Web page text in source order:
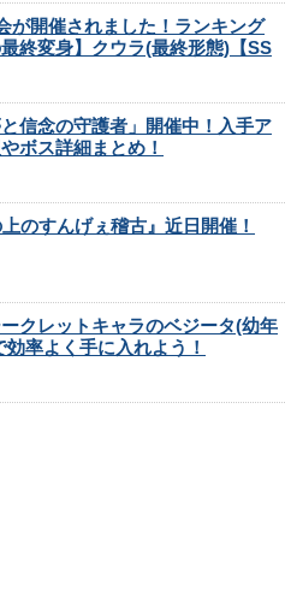
が開催されました！ランキング
終変身】クウラ(最終形態)【SS
信念の守護者」開催中！入手ア
ボス詳細まとめ！
のすんげぇ稽古』近日開催！
クレットキャラのベジータ(幼年
率よく手に入れよう！